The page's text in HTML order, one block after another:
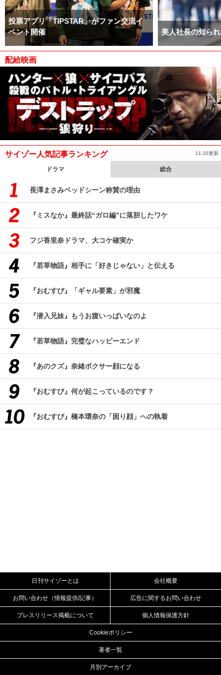
投票アプリ「TIPSTAR」がファン交流イ
ベント開催
美人社長の知ら
配給映画
サイゾー人気記事ランキング 11:20更新
ドラマ 総合
長澤まさみベッドシーン称賛の理由
『ミスなか』最終話“ガロ編”に落胆したワケ
フジ香里奈ドラマ、大コケ確実か
『若草物語』相手に「好きじゃない」と伝える
『おむすび』「ギャル要素」が邪魔
『潜入兄妹』もうお腹いっぱいなのよ
『若草物語』完璧なハッピーエンド
『あのクズ』奈緒ボクサー顔になる
『おむすび』何が起こっているのです？
『おむすび』橋本環奈の「困り顔」への執着
日刊サイゾーとは 会社概要
お問い合わせ（情報提供/記事） 広告に関するお問い合わせ
プレスリリース掲載について 個人情報保護方針
Cookieポリシー
著者一覧
月別アーカイブ